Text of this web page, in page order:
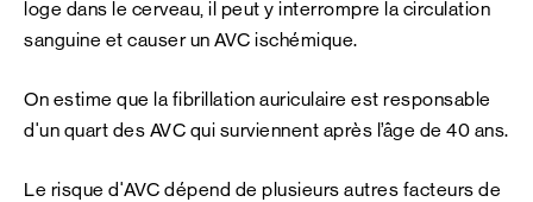
loge dans le cerveau, il peut y interrompre la circulation
sanguine et causer un AVC ischémique.
On estime que la fibrillation auriculaire est responsable
d'un quart des AVC qui surviennent après l’âge de 40 ans.
Le risque d'AVC dépend de plusieurs autres facteurs de